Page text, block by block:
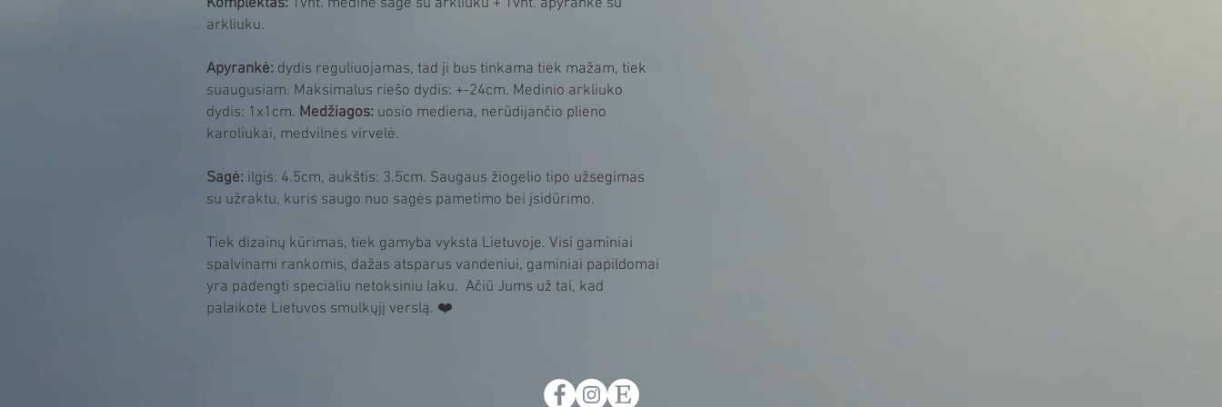
arkliuku.
Apyrankė: dydis reguliuojamas, tad ji bus tinkama tiek mažam, tiek
suaugusiam. Maksimalus riešo dydis: +-24cm. Medinio arkliuko
dydis: 1x1cm. Medžiagos: uosio mediena, nerūdijančio plieno
karoliukai, medvilnės virvelė.
Sagė: ilgis: 4.5cm, aukštis: 3.5cm. Saugaus žiogelio tipo užsegimas
su užraktu, kuris saugo nuo sagės pametimo bei įsidūrimo.
Tiek dizainų kūrimas, tiek gamyba vyksta Lietuvoje. Visi gaminiai
spalvinami rankomis, dažas atsparus vandeniui, gaminiai papildomai
yra padengti specialiu netoksiniu laku. Ačiū Jums už tai, kad
palaikote Lietuvos smulkųjį verslą. ❤️